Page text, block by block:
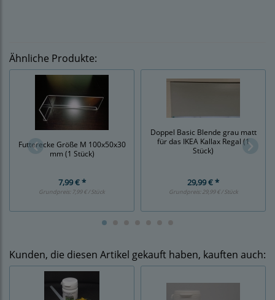
Ähnliche Produkte:
Futterecke Größe M 100x50x30
mm (1 Stück)
7,99 € *
Grundpreis: 7,99 € / Stück
Doppel Basic Blende grau matt
für das IKEA Kallax Regal (1
Stück)
29,99 € *
Grundpreis:29,99 € / Stück
Kunden, die diesen Artikel gekauft haben, kauften auch: